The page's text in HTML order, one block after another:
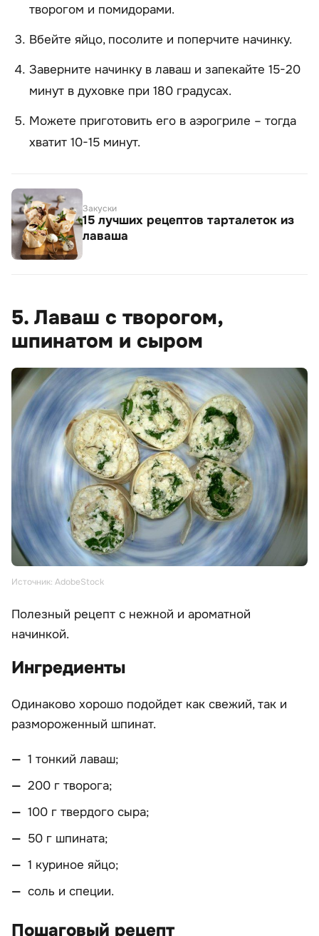
творогом и помидорами.
Вбейте яйцо, посолите и поперчите начинку.
Заверните начинку в лаваш и запекайте 15-20
минут в духовке при 180 градусах.
Можете приготовить его в аэрогриле – тогда
хватит 10-15 минут.
Закуски
15 лучших рецептов тарталеток из
лаваша
5. Лаваш с творогом,
шпинатом и сыром
Источник: AdobeStock
Полезный рецепт с нежной и ароматной
начинкой.
Ингредиенты
Одинаково хорошо подойдет как свежий, так и
размороженный шпинат.
1 тонкий лаваш;
200 г творога;
100 г твердого сыра;
50 г шпината;
1 куриное яйцо;
соль и специи.
Пошаговый рецепт